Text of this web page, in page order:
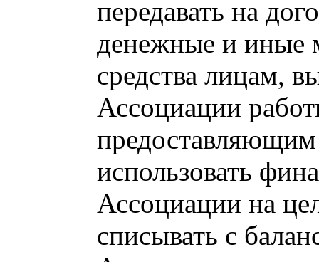
передавать на
денежные и иные
средства лицам,
Ассоциации
использовать
Ассоциации на
списывать с